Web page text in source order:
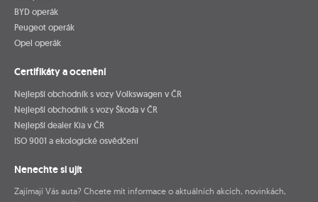
BYD operák
Peugeot operák
Opel operák
Certifikáty a ocenění
Nejlepší obchodník s vozy Volkswagen v ČR
Nejlepší obchodník s vozy Škoda v ČR
Nejlepší dealer Kia v ČR
ISO 9001 a ekologické osvědčení
Nenechte si ujít
Zajímají Vás auta? Chcete mít informace o aktuálních akcích, novinkách,